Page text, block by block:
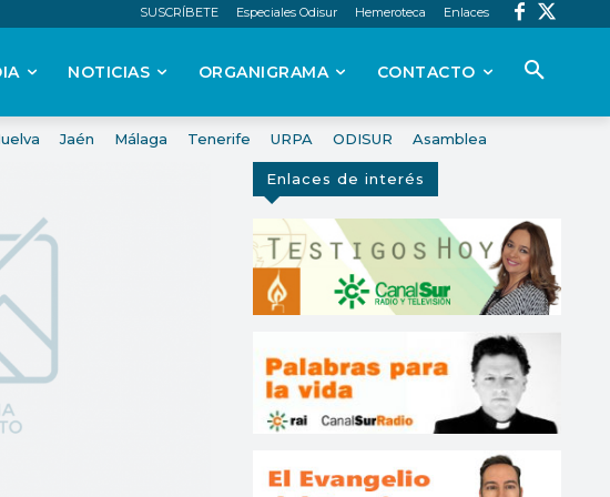
SUSCRÍBETE Especiales Odisur Hemeroteca Enlaces
NOTICIAS ORGANIGRAMA CONTACTO
Jaén Málaga Tenerife URPA ODISUR Asamblea
Enlaces de interés